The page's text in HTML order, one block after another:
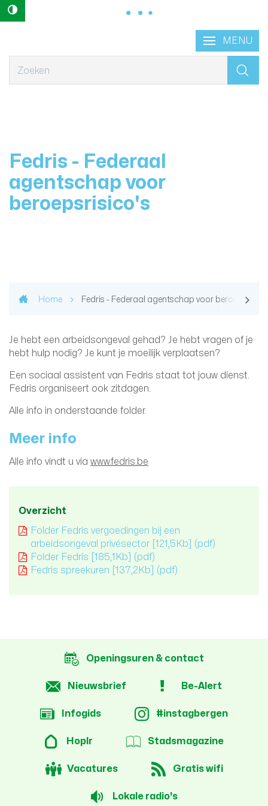
Hoog contrast
MENU
Bestuur
Geraardsbergen
Wat
Fedris - Federaal
agentschap voor
beroepsrisico's
Home Fedris - Federaal agentschap voor
Je hebt een arbeidsongeval gehad? Je hebt vragen of je
hebt hulp nodig? Je kunt je moeilijk verplaatsen?
Een sociaal assistent van Fedris staat tot jouw dienst.
Fedris organiseert ook zitdagen.
Alle info in onderstaande folder.
Meer info
Alle info vindt u via www.fedris.be
Overzicht
Folder Fedris vergoedingen bij een
arbeidsongeval privésector [121,5Kb] (pdf)
Folder Fedris [185,1Kb] (pdf)
Fedris spreekuren [137,2Kb] (pdf)
Openingsuren & contact
Nieuwsbrief Be-Alert
Infogids #instagbergen
Hoplr Stadsmagazine
Vacatures Gratis wifi
Lokale radio's